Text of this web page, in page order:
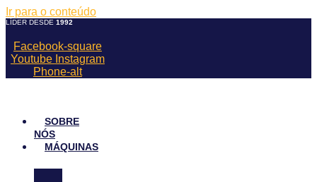
Ir para o conteúdo
LÍDER DESDE 1992
Facebook-square
Youtube Instagram
Phone-alt
SOBRE
NÓS
MÁQUINAS